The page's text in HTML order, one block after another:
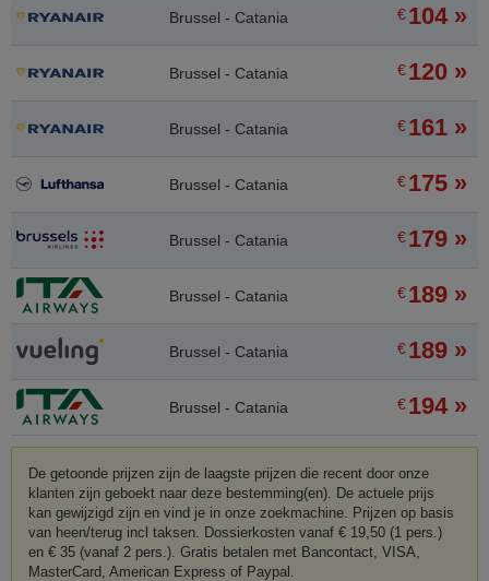
Brussel - Catania €104 »
Brussel - Catania €120 »
Brussel - Catania €161 »
Brussel - Catania €175 »
Brussel - Catania €179 »
Brussel - Catania €189 »
Brussel - Catania €189 »
Brussel - Catania €194 »
De getoonde prijzen zijn de laagste prijzen die recent door onze
klanten zijn geboekt naar deze bestemming(en). De actuele prijs
kan gewijzigd zijn en vind je in onze zoekmachine. Prijzen op basis
van heen/terug incl taksen. Dossierkosten vanaf € 19,50 (1 pers.)
en € 35 (vanaf 2 pers.). Gratis betalen met Bancontact, VISA,
MasterCard, American Express of Paypal.